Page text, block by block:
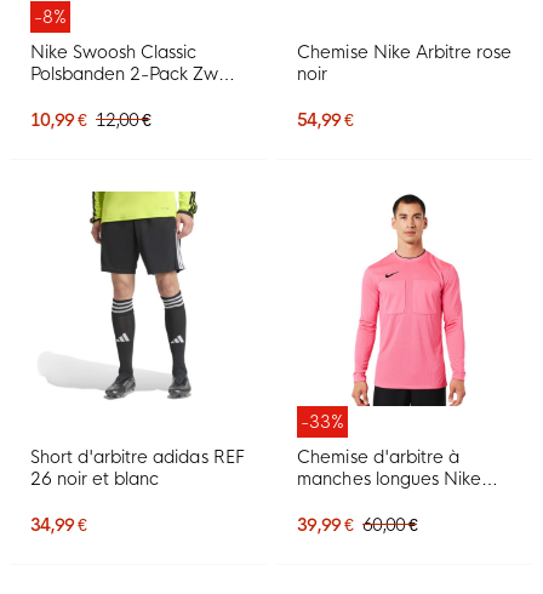
-8%
Nike Swoosh Classic
Polsbanden 2-Pack Zwart
10,99 € 12,00 €
Chemise Nike Arbitre rose
noir
54,99 €
Short d'arbitre adidas REF
26 noir et blanc
34,99 €
-33%
Chemise d'arbitre à
manches longues Nike
39,99 € 60,00 €